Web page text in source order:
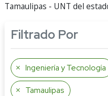
Tamaulipas - UNT del
Filtrado Por
Ingeniería y Tecnología
Tamaulipas